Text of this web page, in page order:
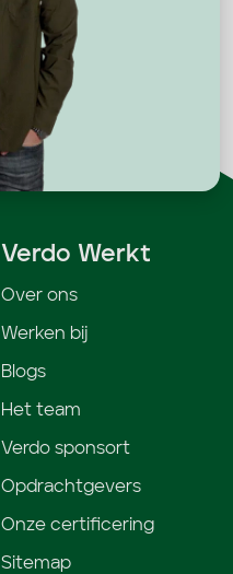
Verdo Werkt
Over ons
Werken bij
Blogs
Het team
Verdo sponsort
Opdrachtgevers
Onze certificering
Sitemap